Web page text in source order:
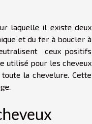
laquelle il existe deux
et du fer à boucler à
ceux positifs
utilisé pour les cheveux
la chevelure. Cette